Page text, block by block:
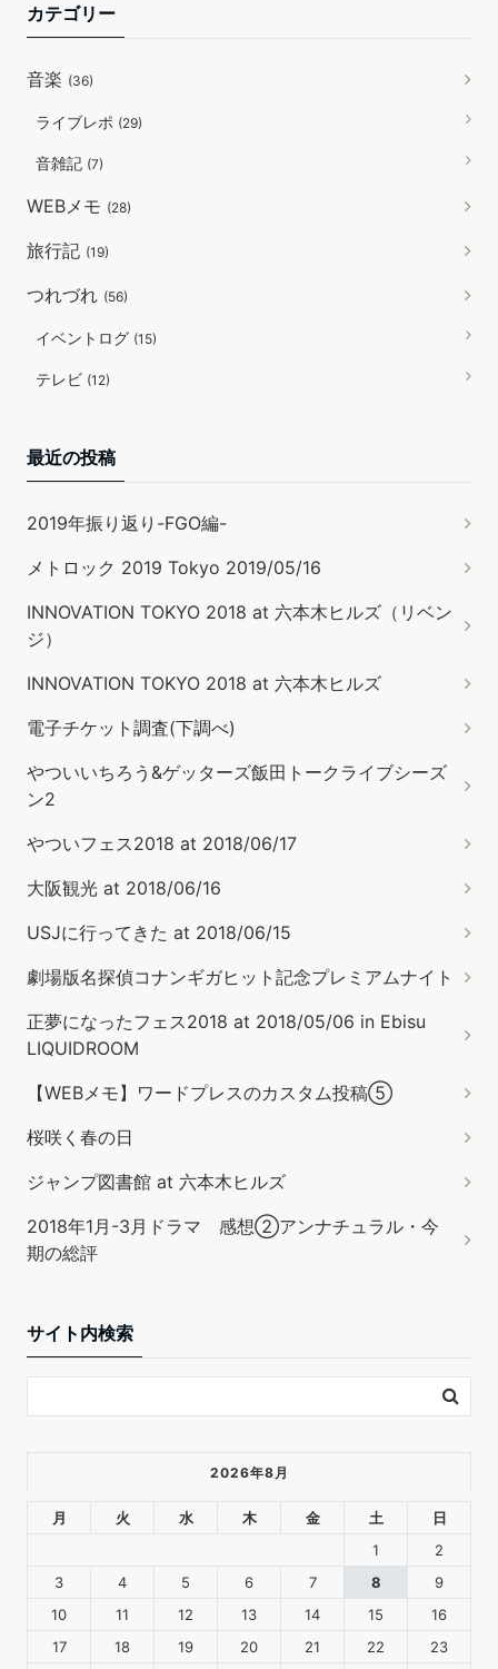
カテゴリー
音楽 (36)
ライブレポ (29)
音雑記 (7)
WEBメモ (28)
旅行記 (19)
つれづれ (56)
イベントログ (15)
テレビ (12)
最近の投稿
2019年振り返り-FGO編-
メトロック 2019 Tokyo 2019/05/16
INNOVATION TOKYO 2018 at 六本木ヒルズ（リベン
ジ）
INNOVATION TOKYO 2018 at 六本木ヒルズ
電子チケット調査(下調べ)
やついいちろう&ゲッターズ飯田トークライブシーズ
ン2
やついフェス2018 at 2018/06/17
大阪観光 at 2018/06/16
USJに行ってきた at 2018/06/15
劇場版名探偵コナンギガヒット記念プレミアムナイト
正夢になったフェス2018 at 2018/05/06 in Ebisu
LIQUIDROOM
【WEBメモ】ワードプレスのカスタム投稿⑤
桜咲く春の日
ジャンプ図書館 at 六本木ヒルズ
2018年1月-3月ドラマ 感想②アンナチュラル・今
期の総評
サイト内検索
2026年8月
月 火 水 木 金 土
日
1
2
3
4 5 6 7 8
9
10
11 12 13 14 15
16
17
18 19 20 21 22 23